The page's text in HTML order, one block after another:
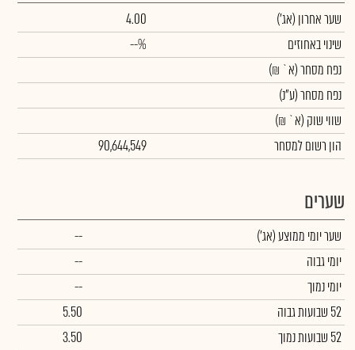
שער אחרון (אג')
4.00
שינוי באחוזים
--%
נפח מסחר(א` ₪)
נפח מסחר(ע"נ)
שווי שוק (א` ₪)
הון רשום למסחר
90,644,549
שערים
שער יומי ממוצע(אג')
--
יומי גבוה
--
יומי נמוך
--
52 שבועות גבוה
5.50
52 שבועות נמוך
3.50